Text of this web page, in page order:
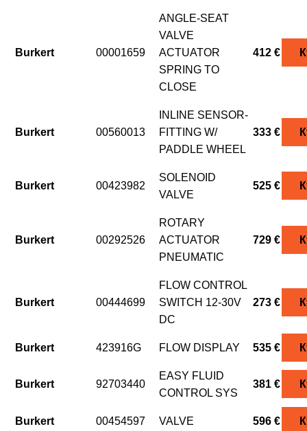
Burkert 00001659
ANGLE-SEAT
VALVE
ACTUATOR
SPRING TO
CLOSE
412 €
Burkert 00560013
INLINE SENSOR-
FITTING W/
PADDLE WHEEL
333 €
Burkert 00423982
SOLENOID
VALVE
525 €
Burkert 00292526
ROTARY
ACTUATOR
PNEUMATIC
729 €
Burkert 00444699
FLOW CONTROL
SWITCH 12-30V
DC
273 €
Burkert 423916G FLOW DISPLAY 535 €
Burkert 92703440
EASY FLUID
CONTROL SYS
381 €
Burkert 00454597 VALVE 596 €